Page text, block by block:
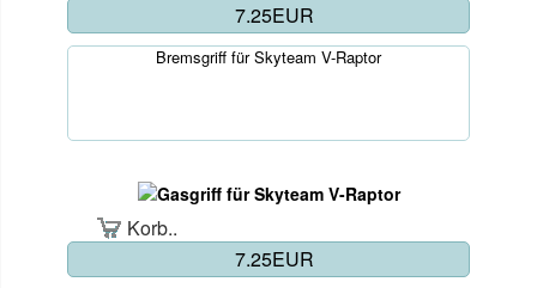
7.25EUR
Bremsgriff für Skyteam V-Raptor
Korb..
7.25EUR